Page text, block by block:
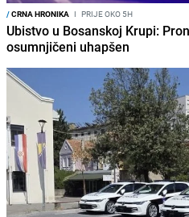
/CRNA HRONIKA I PRIJE OKO 5H
Ubistvo u Bosanskoj Krupi:
osumnjičeni uhapšen